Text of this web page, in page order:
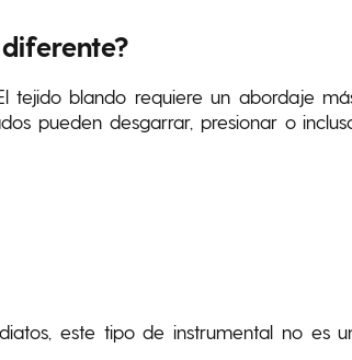
tejido blando requiere un abordaje
pueden desgarrar, presionar o
este tipo de instrumental no es